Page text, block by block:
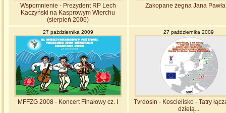
Wspomnienie - Prezydent RP Lech
Kaczyński na Kasprowym Wierchu
(sierpień 2006)
Zakopane żegna Jana Pawła
27 października 2009
MFFZG 2008 - Koncert Finałowy cz. I
27 października 2009
Tvrdosin - Koscielisko - Tatry
dzielą...